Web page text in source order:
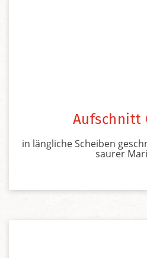
Aufschnitt
in längliche Scheiben
saurer